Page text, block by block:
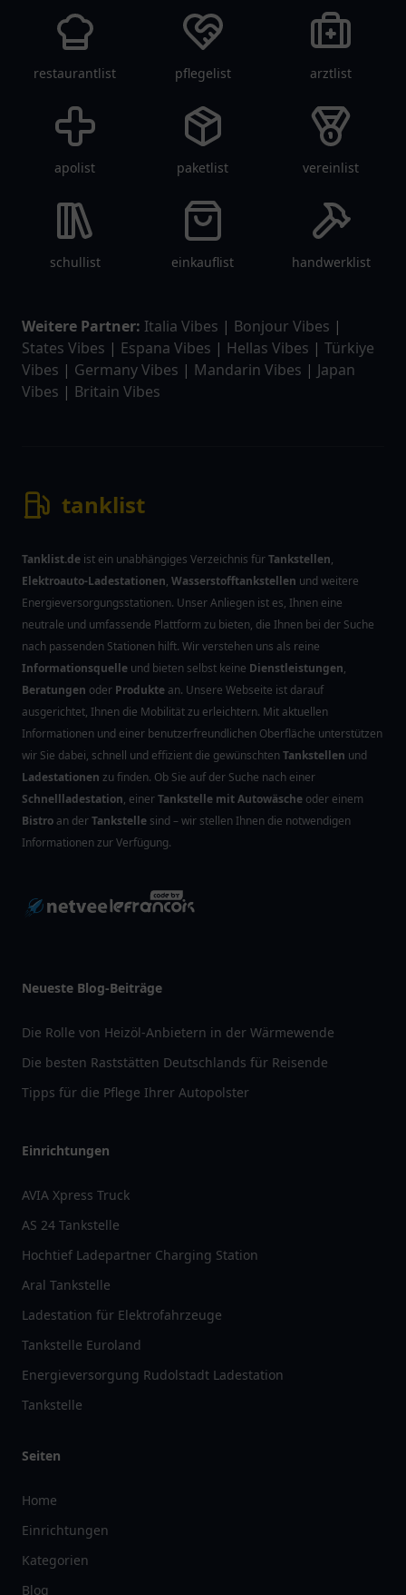
restaurantlist pflegelist arztlist
apolist paketlist vereinlist
schullist einkauflist handwerklist
Weitere Partner: Italia Vibes | Bonjour Vibes |
States Vibes | Espana Vibes | Hellas Vibes | Türkiye
Vibes | Germany Vibes | Mandarin Vibes | Japan
Vibes | Britain Vibes
tanklist
Tanklist.de ist ein unabhängiges Verzeichnis fürTankstellen,
Elektroauto-Ladestationen, Wasserstofftankstellen und weitere
Energieversorgungsstationen. Unser Anliegen ist es, Ihnen eine
neutrale und umfassende Plattform zu bieten, die Ihnen bei der Suche
nach passenden Stationen hilft. Wir verstehen uns als reine
Informationsquelle und bieten selbst keine Dienstleistungen,
Beratungen oder Produkte an. Unsere Webseite ist darauf
ausgerichtet, Ihnen die Mobilität zu erleichtern. Mit aktuellen
Informationen und einer benutzerfreundlichen Oberfläche unterstützen
wir Sie dabei, schnell und effizient die gewünschtenTankstellen und
Ladestationen zu finden. Ob Sie auf der Suche nach einer
Schnellladestation, einerTankstelle mit Autowäsche oder einem
Bistro an derTankstelle sind – wir stellen Ihnen die notwendigen
Informationen zur Verfügung.
Neueste Blog-Beiträge
Die Rolle von Heizöl-Anbietern in der Wärmewende
Die besten Raststätten Deutschlands für Reisende
Tipps für die Pflege Ihrer Autopolster
Einrichtungen
AVIA Xpress Truck
AS 24 Tankstelle
Hochtief Ladepartner Charging Station
Aral Tankstelle
Ladestation für Elektrofahrzeuge
Tankstelle Euroland
Energieversorgung Rudolstadt Ladestation
Tankstelle
Seiten
Home
Einrichtungen
Kategorien
Blog